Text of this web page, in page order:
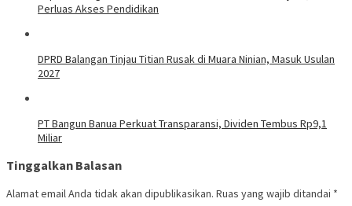
Perluas Akses Pendidikan
DPRD Balangan Tinjau Titian Rusak di Muara Ninian, Masuk Usulan
2027
PT Bangun Banua Perkuat Transparansi, Dividen Tembus Rp9,1
Miliar
Tinggalkan Balasan
Alamat email Anda tidak akan dipublikasikan. Ruas yang wajib ditandai *